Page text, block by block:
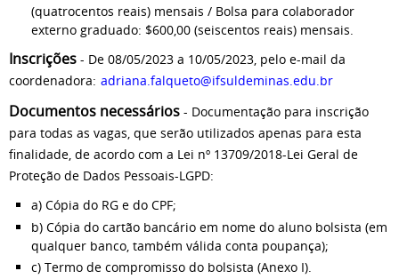
(quatrocentos reais) mensais / Bolsa para colaborador
externo graduado: $600,00 (seiscentos reais) mensais.
Inscrições - De 08/05/2023 a 10/05/2023, pelo e-mail da
coordenadora: adriana.falqueto@ifsuldeminas.edu.br
Documentos necessários - Documentação para inscrição
para todas as vagas, que serão utilizados apenas para esta
finalidade, de acordo com a Lei nº 13709/2018-Lei Geral de
Proteção de Dados Pessoais-LGPD:
a) Cópia do RG e do CPF;
b) Cópia do cartão bancário em nome do aluno bolsista (em
qualquer banco, também válida conta poupança);
c) Termo de compromisso do bolsista (Anexo I).